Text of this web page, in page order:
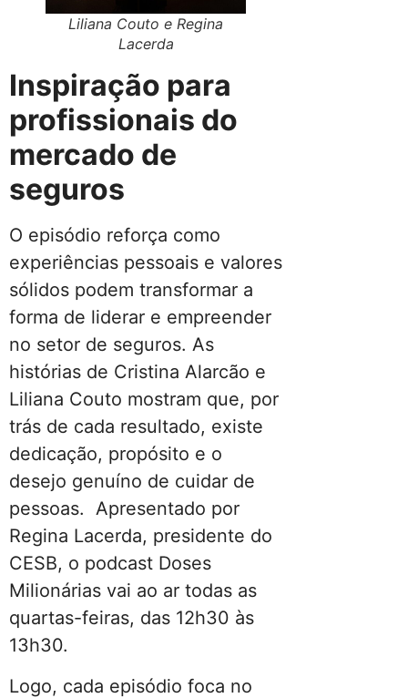
Liliana Couto e Regina
Lacerda
Inspiração para
profissionais do
mercado de
seguros
O episódio reforça como
experiências pessoais e valores
sólidos podem transformar a
forma de liderar e empreender
no setor de seguros. As
histórias de Cristina Alarcão e
Liliana Couto mostram que, por
trás de cada resultado, existe
dedicação, propósito e o
desejo genuíno de cuidar de
pessoas. Apresentado por
Regina Lacerda, presidente do
CESB, o podcast Doses
Milionárias vai ao ar todas as
quartas-feiras, das 12h30 às
13h30.
Logo, cada episódio foca no